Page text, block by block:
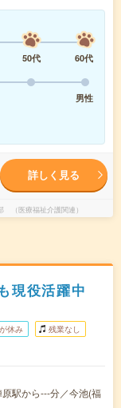
50代
60代
男性
詳しく見る
（医療福祉介護関連）
現役活躍中
休み 残業なし
駅から---分／今池(福